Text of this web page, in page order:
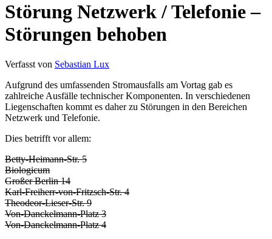
Störung Netzwerk / Telefonie –
Störungen behoben
Verfasst von Sebastian Lux
Aufgrund des umfassenden Stromausfalls am Vortag gab es
zahlreiche Ausfälle technischer Komponenten. In verschiedenen
Liegenschaften kommt es daher zu Störungen in den Bereichen
Netzwerk und Telefonie.
Dies betrifft vor allem:
Betty-Heimann-Str. 5
Biologicum
Großer Berlin 14
Karl-Freiherr-von-Fritzsch-Str. 4
Theodeor-Lieser-Str. 9
Von-Danckelmann-Platz 3
Von-Danckelmann-Platz 4